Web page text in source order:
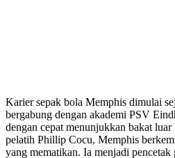
Karier sepak bola Memphis dimulai
bergabung dengan akademi PSV
dengan cepat menunjukkan bakat luar
pelatih Phillip Cocu, Memphis
yang mematikan. Ia menjadi